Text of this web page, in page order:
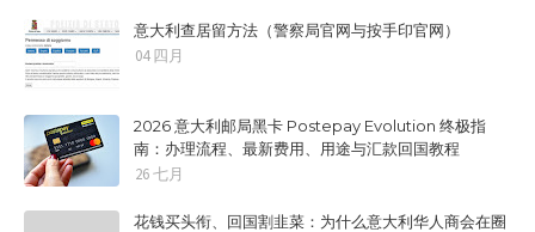
意大利查居留方法（警察局官网与按手印官网）
04 四月
2026 意大利邮局黑卡 Postepay Evolution 终极指
南：办理流程、最新费用、用途与汇款回国教程
26 七月
花钱买头衔、回国割韭菜：为什么意大利华人商会在圈